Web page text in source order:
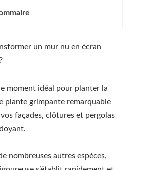
un mur nu en écran
moment idéal pour planter la
plante grimpante remarquable
façades, clôtures et pergolas
nombreuses autres espèces,